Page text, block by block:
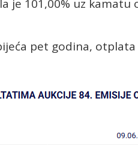
je 101,00% uz kamatu
pet godina,